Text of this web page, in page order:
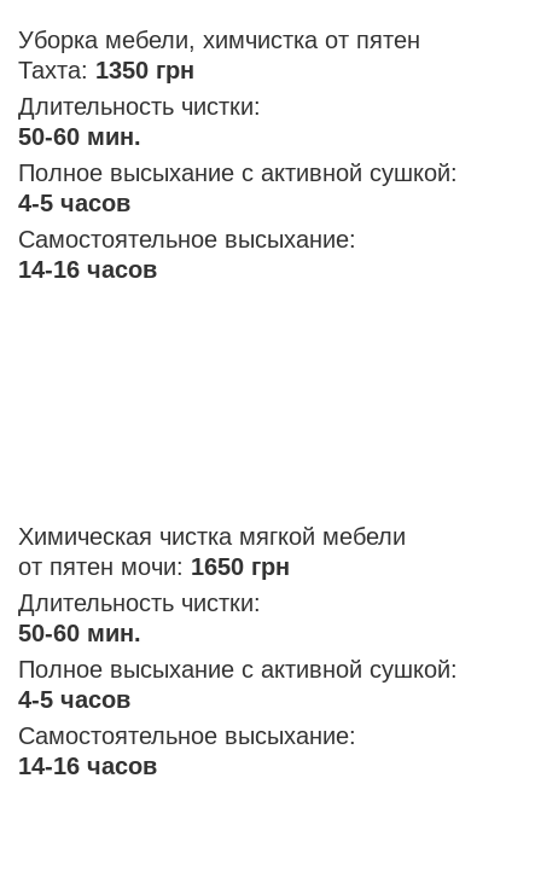
Уборка мебели, химчистка от пятен
Тахта: 1350 грн
Длительность чистки:
50-60 мин.
Полное высыхание с активной сушкой:
4-5 часов
Самостоятельное высыхание:
14-16 часов
Химическая чистка мягкой мебели
от пятен мочи: 1650 грн
Длительность чистки:
50-60 мин.
Полное высыхание с активной сушкой:
4-5 часов
Самостоятельное высыхание:
14-16 часов